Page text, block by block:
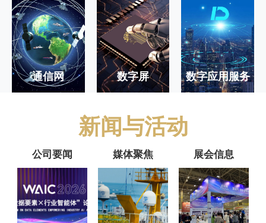
通信网 数字屏 数字应用服务
新闻与活动
公司要闻 媒体聚焦 展会信息